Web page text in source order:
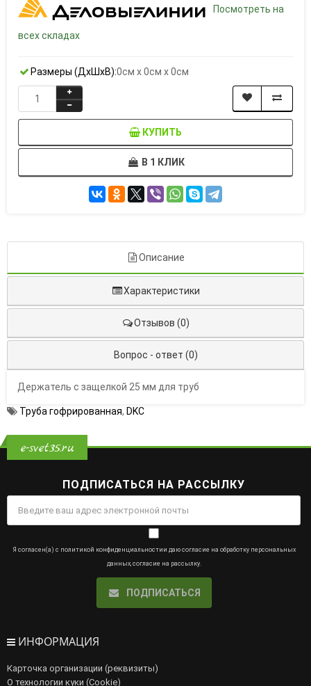
Посмотреть на
всех складах
Размеры (ДxШxВ):0см x 0см x 0см
КУПИТЬ
В 1 КЛИК
Описание
Характеристики
Отзывов (0)
Вопрос - ответ (0)
Держатель с защелкой 25 мм для труб
Труба гофрированная, DKC
e-svet35.ru
ПОДПИСАТЬСЯ НА РАССЫЛКУ
Я согласен(а) с политикой конфиденциальности и даю согласие на обработку персональных
данных, согласие на рассылку.
ПОДПИСАТЬСЯ
ИНФОРМАЦИЯ
Карточка организации (реквизиты)
О технологии куки (Cookie)